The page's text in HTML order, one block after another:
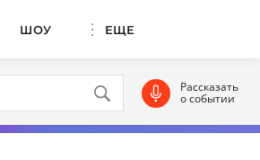
ШОУ ЕЩЕ
Рассказать
о событии